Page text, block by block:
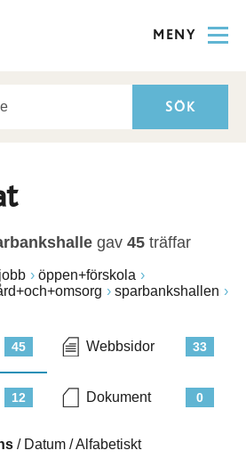
MENY
gav 45 träffar
öppen+förskola
sparbankshallen
45 33
Webbsidor
12 0
Dokument
/ Datum /Alfabetiskt